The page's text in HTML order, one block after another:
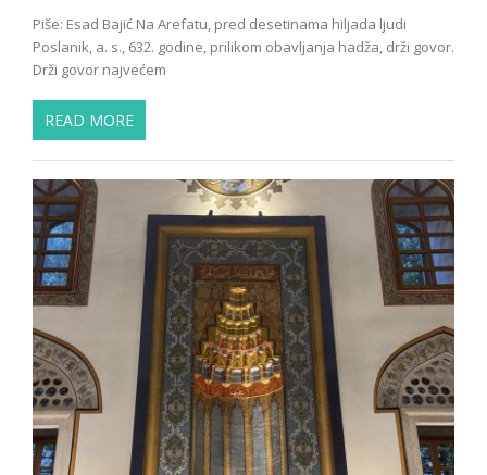
Piše: Esad Bajić Na Arefatu, pred desetinama hiljada ljudi
Poslanik, a. s., 632. godine, prilikom obavljanja hadža, drži govor.
Drži govor najvećem
READ MORE